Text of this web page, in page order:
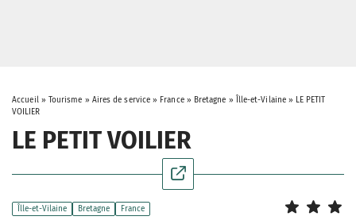
Accueil» Tourisme » Aires de service » France» Bretagne » Îlle-et-Vilaine » LE PETIT
VOILIER
LE PETIT VOILIER
Îlle-et-Vilaine Bretagne France